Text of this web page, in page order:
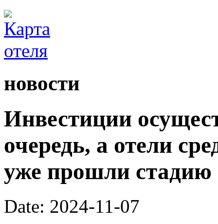
новости
Инвестиции
очередь, а отели
уже прошли стадию
Date: 2024-11-07